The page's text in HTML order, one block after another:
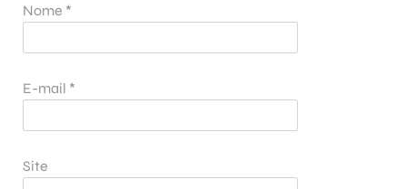
Nome *
E-mail *
Site